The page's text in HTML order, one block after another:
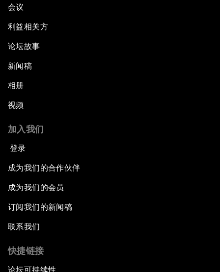
会议
利益相关方
论坛故事
新闻稿
相册
视频
加入我们
登录
成为我们的合作伙伴
成为我们的会员
订阅我们的新闻稿
联系我们
快捷链接
论坛可持续性